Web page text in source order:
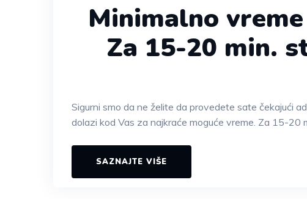
Minimalno
Za 15-20 min.
Sigurni smo da ne želite da provedete sate čekajući
dolazi kod Vas za najkraće moguće vreme. Za 15-20
SAZNAJTE VIŠE